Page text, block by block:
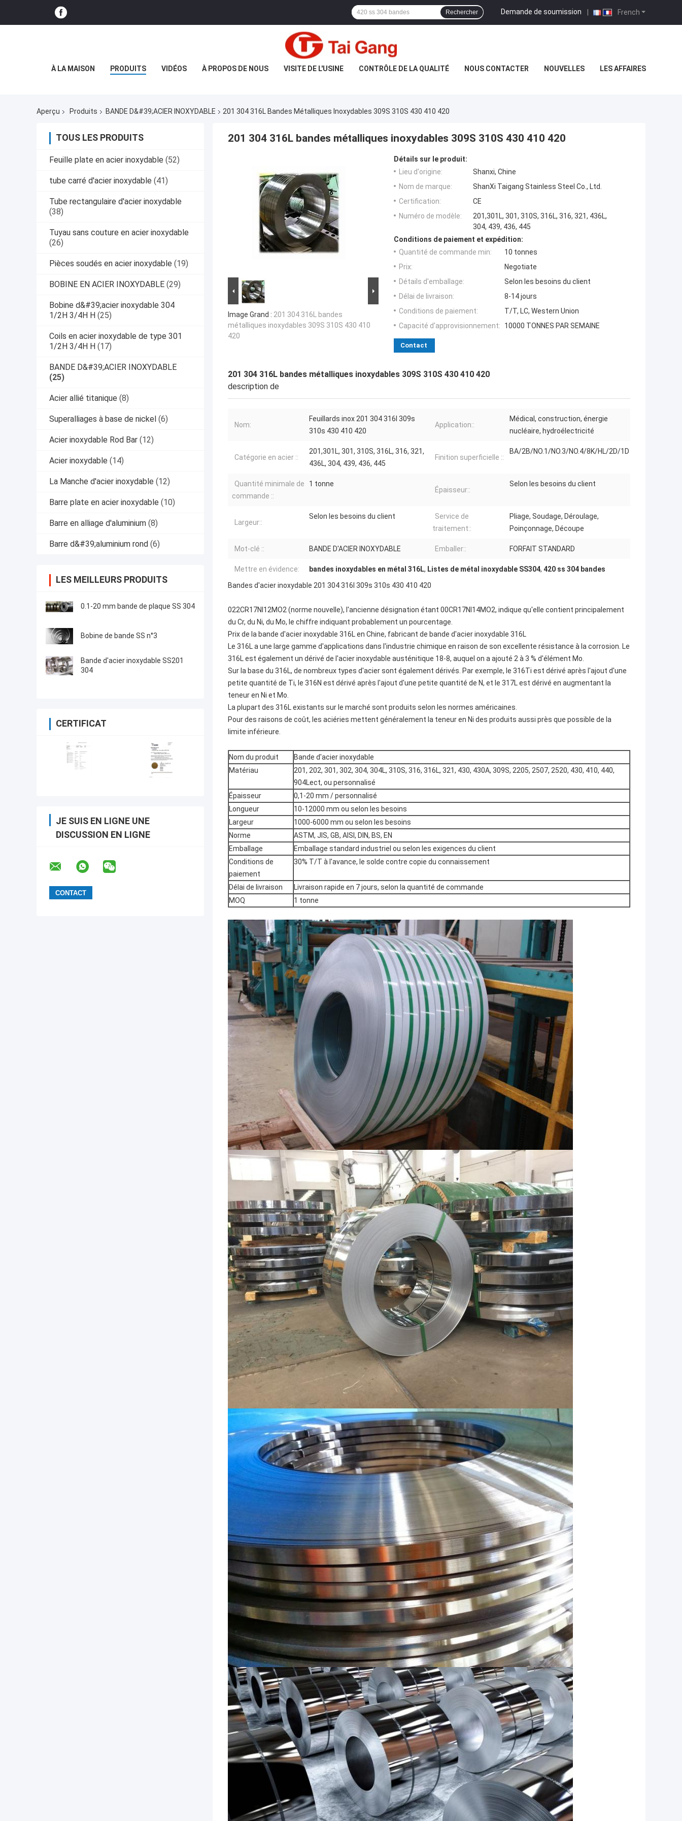
French
Demande de soumission |
Rechercher
À LA MAISON PRODUITS VIDÉOS À PROPOS DE NOUS VISITE DE L'USINE CONTRÔLE DE LA QUALITÉ NOUS CONTACTER NOUVELLES LES AFFAIRES
Aperçu Produits BANDE D&#39;ACIER INOXYDABLE 201 304 316L Bandes Métalliques Inoxydables 309S 310S 430 410 420
TOUS LES PRODUITS
Feuille plate en acier inoxydable (52)
tube carré d'acier inoxydable (41)
Tube rectangulaire d'acier inoxydable
(38)
Tuyau sans couture en acier inoxydable
(26)
Pièces soudés en acier inoxydable (19)
BOBINE EN ACIER INOXYDABLE (29)
Bobine d&#39;acier inoxydable 304
1/2H 3/4H H (25)
Coils en acier inoxydable de type 301
1/2H 3/4H H (17)
BANDE D&#39;ACIER INOXYDABLE
(25)
Acier allié titanique (8)
Superalliages à base de nickel (6)
Acier inoxydable Rod Bar (12)
Acier inoxydable (14)
La Manche d'acier inoxydable (12)
Barre plate en acier inoxydable (10)
Barre en alliage d'aluminium (8)
Barre d&#39;aluminium rond (6)
LES MEILLEURS PRODUITS
0.1-20 mm bande de plaque SS 304
Bobine de bande SS n°3
Bande d'acier inoxydable SS201
304
CERTIFICAT
JE SUIS EN LIGNE UNE
DISCUSSION EN LIGNE
201 304 316L bandes métalliques inoxydables 309S 310S 430 410 420
Image Grand : 201 304 316L bandes
métalliques inoxydables 309S 310S 430 410
420
Détails sur le produit:
Lieu d'origine:
Shanxi, Chine
Nom de marque:
ShanXi Taigang Stainless Steel Co., Ltd.
Certification:
CE
Numéro de modèle:
201,301L, 301, 310S, 316L, 316, 321, 436L,
304, 439, 436, 445
Conditions de paiement et expédition:
Quantité de commande min:
10 tonnes
Prix:
Negotiate
Détails d'emballage:
Selon les besoins du client
Délai de livraison:
8-14 jours
Conditions de paiement:
T/T, LC, Western Union
Capacité d'approvisionnement:
10000 TONNES PAR SEMAINE
Contact
201 304 316L bandes métalliques inoxydables 309S 310S 430 410 420
description de
Nom:
Feuillards inox 201 304 316l 309s
310s 430 410 420
Application::
Médical, construction, énergie
nucléaire, hydroélectricité
Catégorie en acier ::
201,301L, 301, 310S, 316L, 316, 321,
436L, 304, 439, 436, 445
Finition superficielle ::
BA/2B/NO.1/NO.3/NO.4/8K/HL/2D/1D
Quantité minimale de
commande ::
1 tonne
Épaisseur::
Selon les besoins du client
Largeur::
Selon les besoins du client
Service de
traitement::
Pliage, Soudage, Déroulage,
Poinçonnage, Découpe
Mot-clé :: BANDE D'ACIER INOXYDABLE Emballer:: FORFAIT STANDARD
Mettre en évidence: bandes inoxydables en métal 316L, Listes de métal inoxydable SS304, 420 ss 304 bandes
Bandes d'acier inoxydable 201 304 316l 309s 310s 430 410 420
022CR17NI12MO2 (norme nouvelle), l'ancienne désignation étant 00CR17NI14MO2, indique qu'elle contient principalement
du Cr, du Ni, du Mo, le chiffre indiquant probablement un pourcentage.
Prix de la bande d'acier inoxydable 316L en Chine, fabricant de bande d'acier inoxydable 316L
Le 316L a une large gamme d'applications dans l'industrie chimique en raison de son excellente résistance à la corrosion. Le
316L est également un dérivé de l'acier inoxydable austénitique 18-8, auquel on a ajouté 2 à 3 % d'élément Mo.
Sur la base du 316L, de nombreux types d'acier sont également dérivés. Par exemple, le 316Ti est dérivé après l'ajout d'une
petite quantité de Ti, le 316N est dérivé après l'ajout d'une petite quantité de N, et le 317L est dérivé en augmentant la
teneur en Ni et Mo.
La plupart des 316L existants sur le marché sont produits selon les normes américaines.
Pour des raisons de coût, les aciéries mettent généralement la teneur en Ni des produits aussi près que possible de la
limite inférieure.
Nom du produit
Bande d'acier inoxydable
Matériau
201, 202, 301, 302, 304, 304L, 310S, 316, 316L, 321, 430, 430A, 309S, 2205, 2507, 2520, 430, 410, 440,
904Lect, ou personnalisé
Épaisseur
0,1-20 mm / personnalisé
Longueur
10-12000 mm ou selon les besoins
Largeur
1000-6000 mm ou selon les besoins
Norme
ASTM, JIS, GB, AISI, DIN, BS, EN
Emballage
Emballage standard industriel ou selon les exigences du client
Conditions de
paiement
30% T/T à l'avance, le solde contre copie du connaissement
Délai de livraison
Livraison rapide en 7 jours, selon la quantité de commande
MOQ
1 tonne